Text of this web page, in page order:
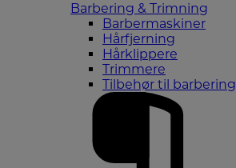
Barbering & Trimning
Barbermaskiner
Hårfjerning
Hårklippere
Trimmere
Tilbehør til barbering